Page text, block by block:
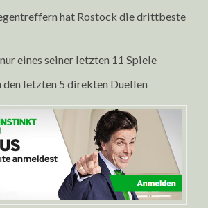
hat Rostock die drittbeste
eines seiner letzten 11 Spiele
den letzten 5 direkten Duellen